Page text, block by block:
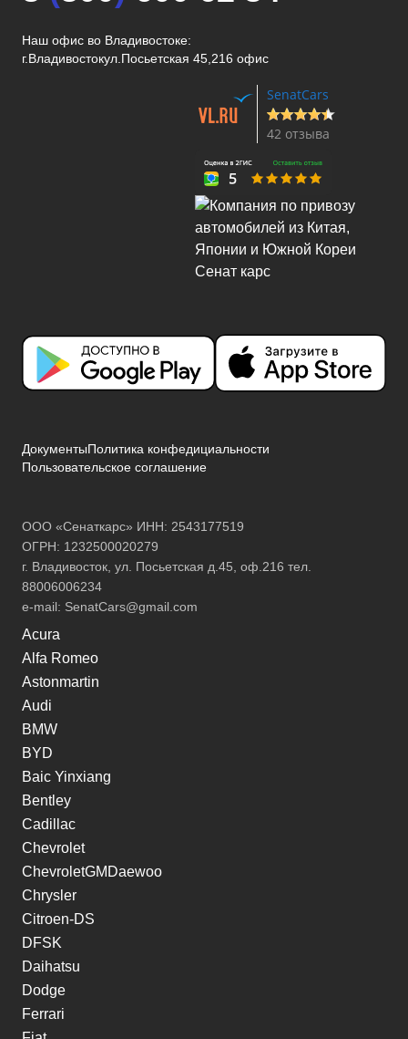
Наш офис во Владивостоке:
г.Владивостокул.Посьетская 45,216 офис
SenatCars
42 отзыва
ДокументыПолитика конфедициальности
Пользовательское соглашение
ООО «Сенаткарс» ИНН: 2543177519
ОГРН: 1232500020279
г. Владивосток, ул. Посьетская д.45, оф.216 тел.
88006006234
e-mail: SenatCars@gmail.com
Acura
Alfa Romeo
Astonmartin
Audi
BMW
BYD
Baic Yinxiang
Bentley
Cadillac
Chevrolet
ChevroletGMDaewoo
Chrysler
Citroen-DS
DFSK
Daihatsu
Dodge
Ferrari